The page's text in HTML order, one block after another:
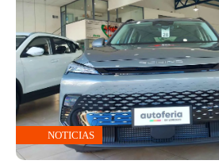
NOTICIAS